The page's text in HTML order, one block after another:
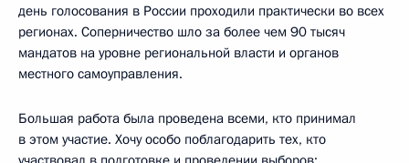
день голосования в России проходили практически во всех
регионах. Соперничество шло за более чем 90 тысяч
мандатов на уровне региональной власти и органов
местного самоуправления.
Большая работа была проведена всеми, кто принимал
в этом участие. Хочу особо поблагодарить тех, кто